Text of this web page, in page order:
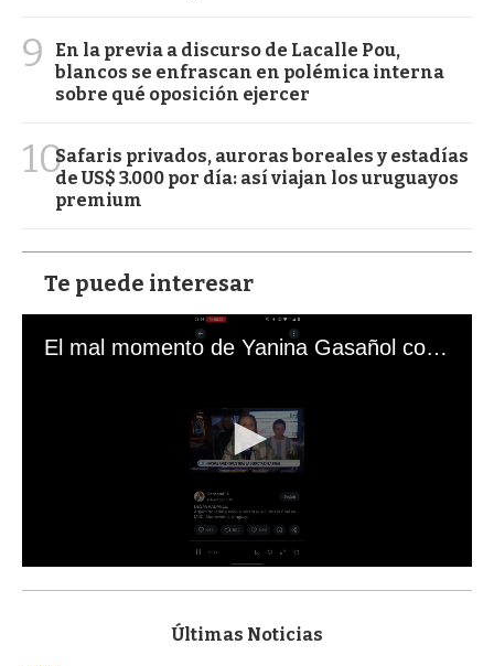
9
En la previa a discurso de Lacalle Pou,
blancos se enfrascan en polémica interna
sobre qué oposición ejercer
10Safaris privados, auroras boreales y estadías
de US$ 3.000 por día: así viajan los uruguayos
premium
Te puede interesar
El mal momento de Yanina Gasañol con un hincha argentino en "Subrayado"
s
Últimas Noticias